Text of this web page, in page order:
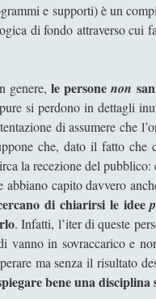
e supporti) è un
di fondo attraverso cui
genere, le personenon
si perdono in dettagli
di assumere che
che, dato il fatto che
la recezione del
abbiano capito davvero
di chiarirsi le idee
. Infatti, l’iter di queste
vanno in sovraccarico e
ma senza il risultato
bene una